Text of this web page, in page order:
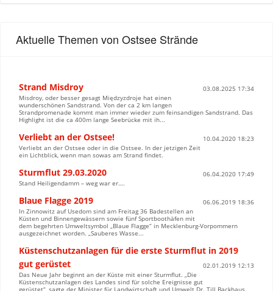
Aktuelle Themen von Ostsee Strände
Strand Misdroy
03.08.2025 17:34
Misdroy, oder besser gesagt Międzyzdroje hat einen
wunderschönen Sandstrand. Von der ca 2 km langen
Strandpromenade kommt man immer wieder zum feinsandigen Sandstrand. Das
Highlight ist die ca 400m lange Seebrücke mit ih...
Verliebt an der Ostsee!
10.04.2020 18:23
Verliebt an der Ostsee oder in die Ostsee. In der jetzigen Zeit
ein Lichtblick, wenn man sowas am Strand findet.
Sturmflut 29.03.2020
06.04.2020 17:49
Stand Heiligendamm – weg war er….
Blaue Flagge 2019
06.06.2019 18:36
In Zinnowitz auf Usedom sind am Freitag 36 Badestellen an
Küsten und Binnengewässern sowie fünf Sportboothäfen mit
dem begehrten Umweltsymbol „Blaue Flagge“ in Mecklenburg-Vorpommern
ausgezeichnet worden. „Sauberes Wasse...
Küstenschutzanlagen für die erste Sturmflut in 2019
gut gerüstet
02.01.2019 12:13
Das Neue Jahr beginnt an der Küste mit einer Sturmflut. „Die
Küstenschutzanlagen des Landes sind für solche Ereignisse gut
gerüstet“, sagte der Minister für Landwirtschaft und Umwelt Dr. Till Backhaus